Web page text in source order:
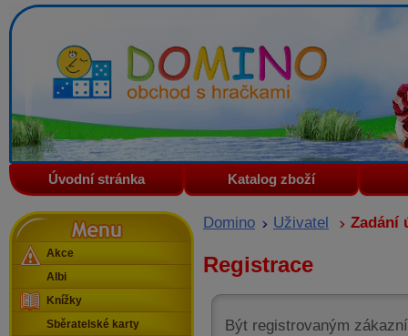
Domino - obchod s hračkami
Úvodní stránka Katalog zboží
Domino Uživatel Zadání
Registrace
Být registrovaným
Menu
Akce
Albi
Knížky
Sběratelské karty